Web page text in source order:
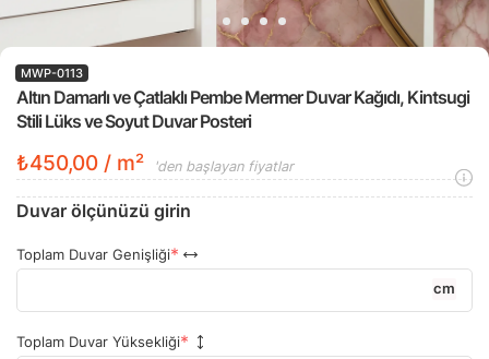
Altın Damarlı ve Çatlaklı Pembe Mermer Duvar Kağıdı, Kintsugi
Stili Lüks ve Soyut Duvar Posteri
MWP-0113
₺450,00 / m² 'den başlayan fiyatlar
Duvar ölçünüzü girin
Toplam Duvar Genişliği
cm
Toplam Duvar Yüksekliği